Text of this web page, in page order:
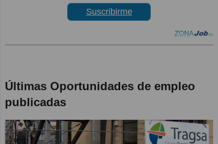
Suscribirme
Últimas Oportunidades de empleo
publicadas